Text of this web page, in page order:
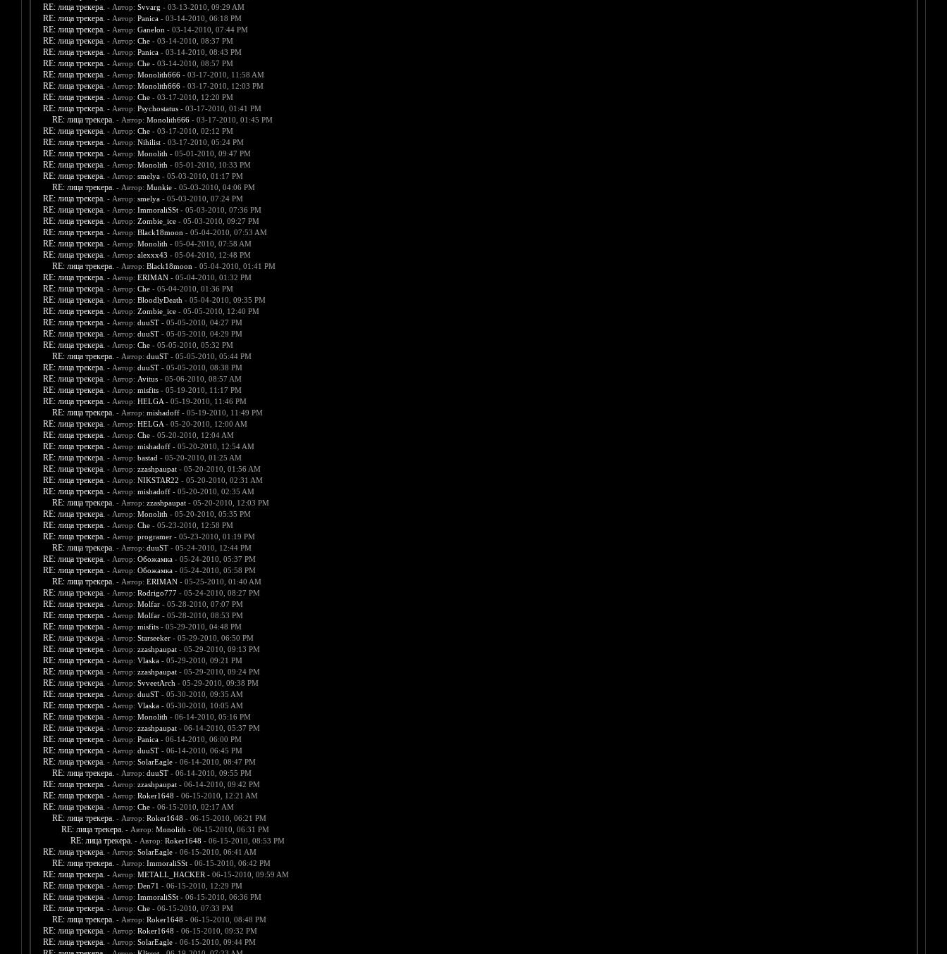
RE: лица трекера. - Автор: Svvarg - 03-13-2010, 09:29 AM
RE: лица трекера. - Автор: Panica- 03-14-2010, 06:18 PM
RE: лица трекера. - Автор: Ganelon - 03-14-2010, 07:44 PM
RE: лица трекера. - Автор: Che- 03-14-2010, 08:37 PM
RE: лица трекера. - Автор: Panica- 03-14-2010, 08:43 PM
RE: лица трекера. - Автор: Che- 03-14-2010, 08:57 PM
RE: лица трекера. - Автор: Monolith666- 03-17-2010, 11:58 AM
RE: лица трекера. - Автор: Monolith666- 03-17-2010, 12:03 PM
RE: лица трекера. - Автор: Che- 03-17-2010, 12:20 PM
RE: лица трекера. - Автор: Psychostatus- 03-17-2010, 01:41 PM
RE: лица трекера. - Автор: Monolith666- 03-17-2010, 01:45 PM
RE: лица трекера. - Автор: Che- 03-17-2010, 02:12 PM
RE: лица трекера. - Автор: Nihilist- 03-17-2010, 05:24 PM
RE: лица трекера. - Автор: Monolith - 05-01-2010, 09:47 PM
RE: лица трекера. - Автор: Monolith - 05-01-2010, 10:33 PM
RE: лица трекера. - Автор: smelya- 05-03-2010, 01:17 PM
RE: лица трекера. - Автор: Munkie- 05-03-2010, 04:06 PM
RE: лица трекера. - Автор: smelya- 05-03-2010, 07:24 PM
RE: лица трекера. - Автор: ImmoraliSSt- 05-03-2010, 07:36 PM
RE: лица трекера. - Автор: Zombie_ice- 05-03-2010, 09:27 PM
RE: лица трекера. - Автор: Black18moon - 05-04-2010, 07:53 AM
RE: лица трекера. - Автор: Monolith - 05-04-2010, 07:58 AM
RE: лица трекера. - Автор: alexxx43 - 05-04-2010, 12:48 PM
RE: лица трекера. - Автор: Black18moon - 05-04-2010, 01:41 PM
RE: лица трекера. - Автор: ERIMAN- 05-04-2010, 01:32 PM
RE: лица трекера. - Автор: Che- 05-04-2010, 01:36 PM
RE: лица трекера. - Автор: BloodlyDeath - 05-04-2010, 09:35 PM
RE: лица трекера. - Автор: Zombie_ice- 05-05-2010, 12:40 PM
RE: лица трекера. - Автор: duuST- 05-05-2010, 04:27 PM
RE: лица трекера. - Автор: duuST- 05-05-2010, 04:29 PM
RE: лица трекера. - Автор: Che- 05-05-2010, 05:32 PM
RE: лица трекера. - Автор: duuST- 05-05-2010, 05:44 PM
RE: лица трекера. - Автор: duuST- 05-05-2010, 08:38 PM
RE: лица трекера. - Автор: Avitus- 05-06-2010, 08:57 AM
RE: лица трекера. - Автор: misfits- 05-19-2010, 11:17 PM
RE: лица трекера. - Автор: HELGA- 05-19-2010, 11:46 PM
RE: лица трекера. - Автор: mishadoff- 05-19-2010, 11:49 PM
RE: лица трекера. - Автор: HELGA- 05-20-2010, 12:00 AM
RE: лица трекера. - Автор: Che- 05-20-2010, 12:04 AM
RE: лица трекера. - Автор: mishadoff- 05-20-2010, 12:54 AM
RE: лица трекера. - Автор: bastad - 05-20-2010, 01:25 AM
RE: лица трекера. - Автор: zzashpaupat- 05-20-2010, 01:56 AM
RE: лица трекера. - Автор: NIKSTAR22 - 05-20-2010, 02:31 AM
RE: лица трекера. - Автор: mishadoff- 05-20-2010, 02:35 AM
RE: лица трекера. - Автор: zzashpaupat- 05-20-2010, 12:03 PM
RE: лица трекера. - Автор: Monolith - 05-20-2010, 05:35 PM
RE: лица трекера. - Автор: Che- 05-23-2010, 12:58 PM
RE: лица трекера. - Автор: programer- 05-23-2010, 01:19 PM
RE: лица трекера. - Автор: duuST- 05-24-2010, 12:44 PM
RE: лица трекера. - Автор: Обожамка- 05-24-2010, 05:37 PM
RE: лица трекера. - Автор: Обожамка- 05-24-2010, 05:58 PM
RE: лица трекера. - Автор: ERIMAN- 05-25-2010, 01:40 AM
RE: лица трекера. - Автор: Rodrigo777- 05-24-2010, 08:27 PM
RE: лица трекера. - Автор: Molfar- 05-28-2010, 07:07 PM
RE: лица трекера. - Автор: Molfar- 05-28-2010, 08:53 PM
RE: лица трекера. - Автор: misfits- 05-29-2010, 04:48 PM
RE: лица трекера. - Автор: Starseeker- 05-29-2010, 06:50 PM
RE: лица трекера. - Автор: zzashpaupat- 05-29-2010, 09:13 PM
RE: лица трекера. - Автор: Vlaska- 05-29-2010, 09:21 PM
RE: лица трекера. - Автор: zzashpaupat- 05-29-2010, 09:24 PM
RE: лица трекера. - Автор: SvveetArch - 05-29-2010, 09:38 PM
RE: лица трекера. - Автор: duuST- 05-30-2010, 09:35 AM
RE: лица трекера. - Автор: Vlaska- 05-30-2010, 10:05 AM
RE: лица трекера. - Автор: Monolith - 06-14-2010, 05:16 PM
RE: лица трекера. - Автор: zzashpaupat- 06-14-2010, 05:37 PM
RE: лица трекера. - Автор: Panica- 06-14-2010, 06:00 PM
RE: лица трекера. - Автор: duuST- 06-14-2010, 06:45 PM
RE: лица трекера. - Автор: SolarEagle- 06-14-2010, 08:47 PM
RE: лица трекера. - Автор: duuST- 06-14-2010, 09:55 PM
RE: лица трекера. - Автор: zzashpaupat- 06-14-2010, 09:42 PM
RE: лица трекера. - Автор: Roker1648 - 06-15-2010, 12:21 AM
RE: лица трекера. - Автор: Che- 06-15-2010, 02:17 AM
RE: лица трекера. - Автор: Roker1648 - 06-15-2010, 06:21 PM
RE: лица трекера. - Автор: Monolith - 06-15-2010, 06:31 PM
RE: лица трекера. - Автор: Roker1648 - 06-15-2010, 08:53 PM
RE: лица трекера. - Автор: SolarEagle- 06-15-2010, 06:41 AM
RE: лица трекера. - Автор: ImmoraliSSt- 06-15-2010, 06:42 PM
RE: лица трекера. - Автор: METALL_HACKER - 06-15-2010, 09:59 AM
RE: лица трекера. - Автор: Den71 - 06-15-2010, 12:29 PM
RE: лица трекера. - Автор: ImmoraliSSt- 06-15-2010, 06:36 PM
RE: лица трекера. - Автор: Che- 06-15-2010, 07:33 PM
RE: лица трекера. - Автор: Roker1648 - 06-15-2010, 08:48 PM
RE: лица трекера. - Автор: Roker1648 - 06-15-2010, 09:32 PM
RE: лица трекера. - Автор: SolarEagle- 06-15-2010, 09:44 PM